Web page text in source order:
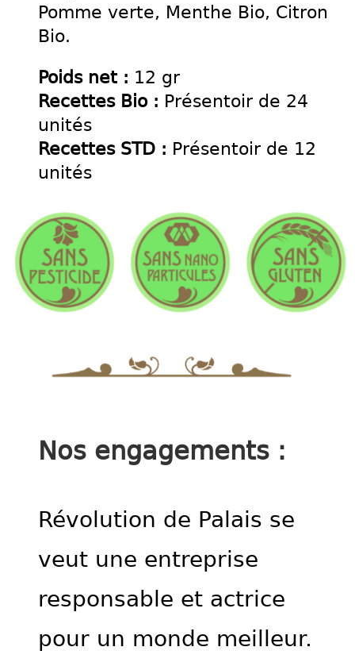
Pomme verte, Menthe Bio, Citron
Bio.
Poids net : 12 gr
Recettes Bio : Présentoir de 24
unités
Recettes STD : Présentoir de 12
unités
Nos engagements :
Révolution de Palais se
veut une entreprise
responsable et actrice
pour un monde meilleur.